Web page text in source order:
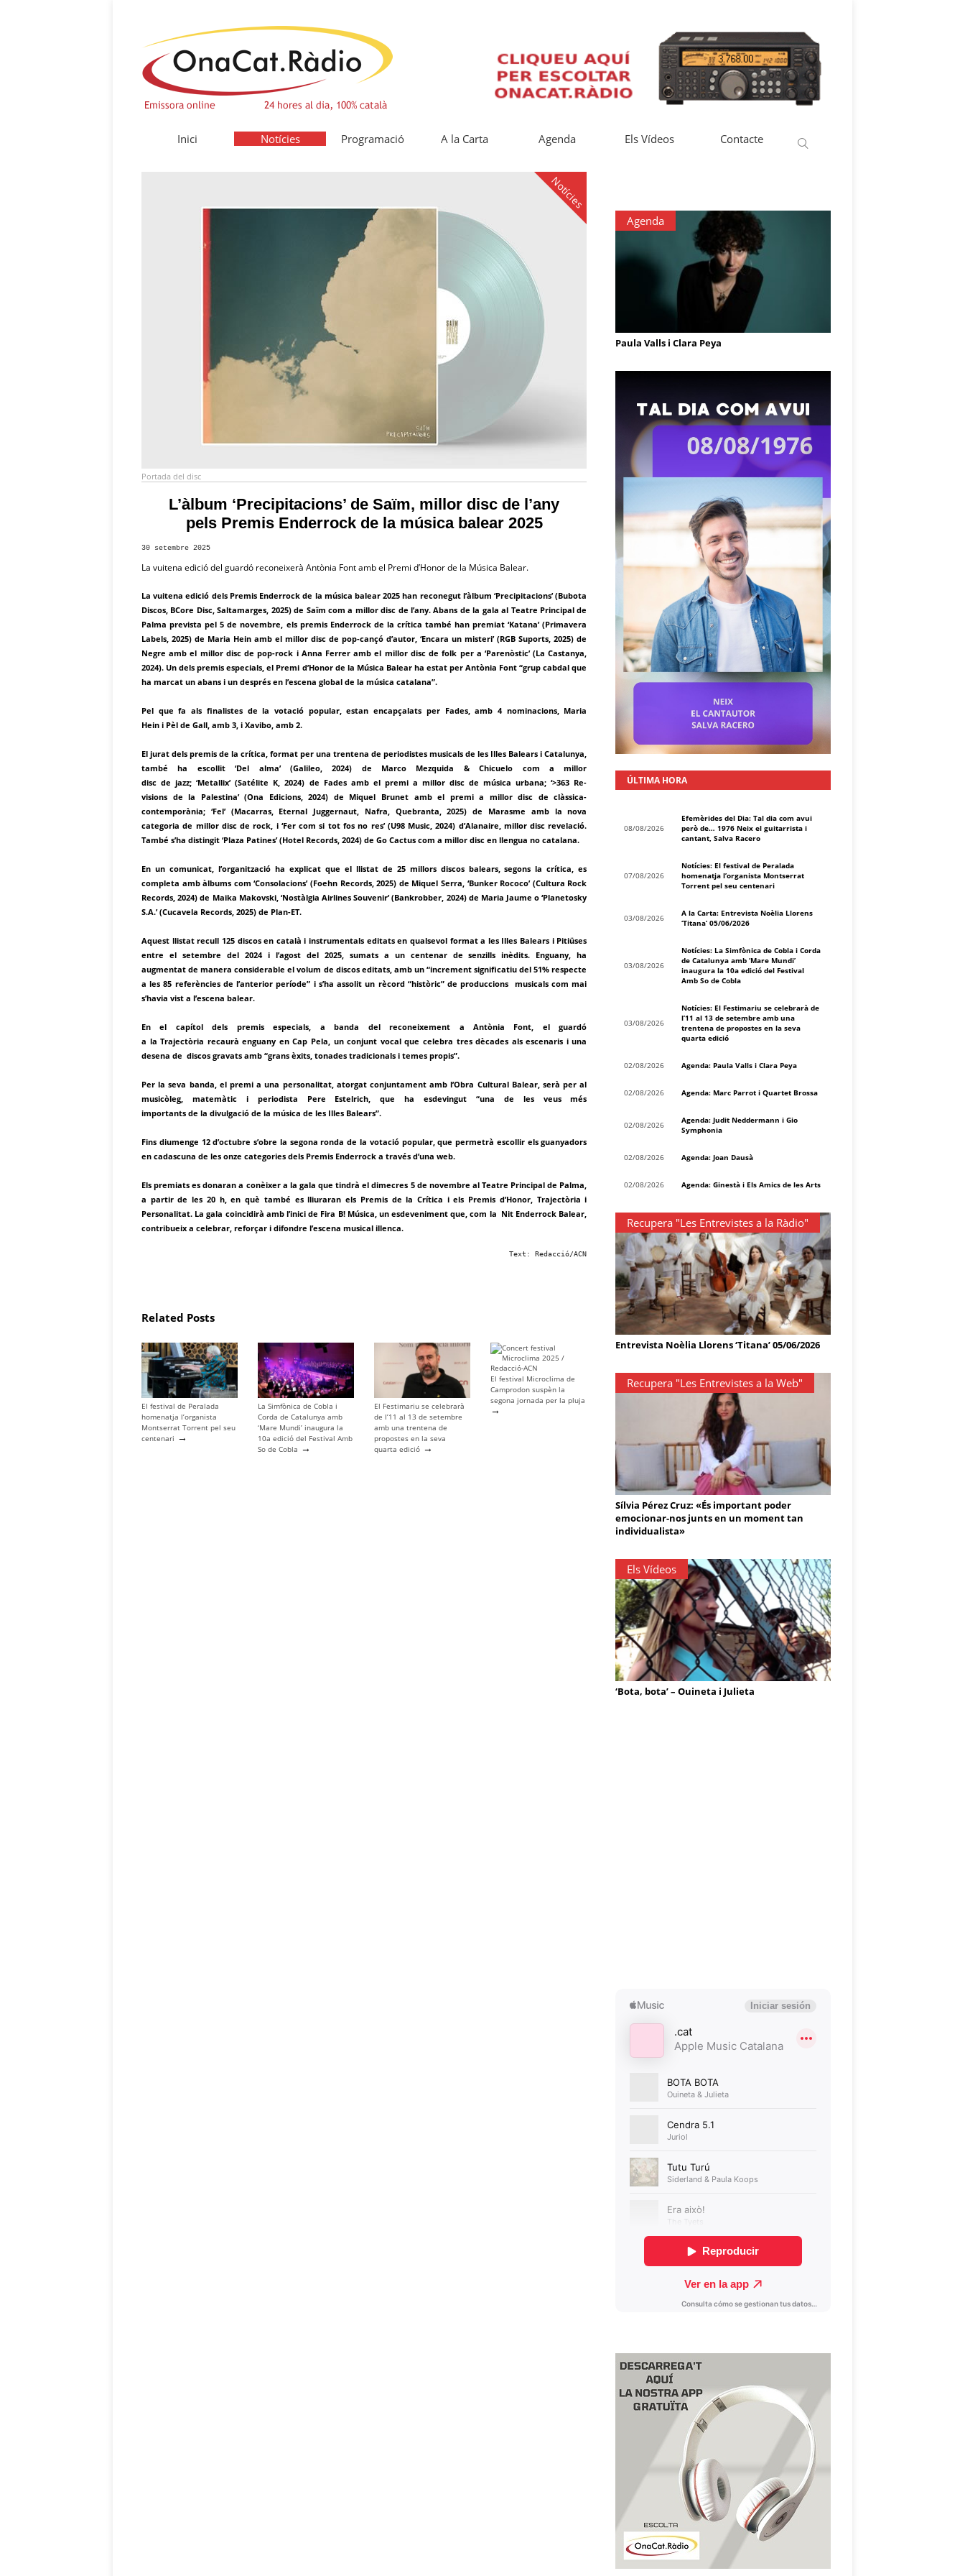
Inici Notícies Programació A la Carta Agenda Els Vídeos Contacte
Notícies
Portada del disc
L’àlbum ‘Precipitacions’ de Saïm, millor disc de l’any
pels Premis Enderrock de la música balear 2025
30 setembre 2025
La vuitena edició del guardó reconeixerà Antònia Font amb el Premi d’Honor de la Música Balear.
La vuitena edició dels Premis Enderrock de la música balear 2025 han reconegut l’àlbum ‘Precipitacions’ (Bubota
Discos, BCore Disc, Saltamarges, 2025) de Saïm com a millor disc de l’any. Abans de la gala al Teatre Principal de
Palma prevista pel 5 de novembre, els premis Enderrock de la crítica també han premiat ‘Katana’ (Primavera
Labels, 2025) de Maria Hein amb el millor disc de pop-cançó d’autor, ‘Encara un misteri’ (RGB Suports, 2025) de
Negre amb el millor disc de pop-rock i Anna Ferrer amb el millor disc de folk per a ‘Parenòstic’ (La Castanya,
2024). Un dels premis especials, el Premi d’Honor de la Música Balear ha estat per Antònia Font “grup cabdal que
ha marcat un abans i un després en l’escena global de la música catalana”.
Pel que fa als finalistes de la votació popular, estan encapçalats per Fades, amb 4 nominacions, Maria
Hein i Pèl de Gall, amb 3, i Xavibo, amb 2.
El jurat dels premis de la crítica, format per una trentena de periodistes musicals de les Illes Balears i Catalunya,
també ha escollit ‘Del alma’ (Galileo, 2024) de Marco Mezquida & Chicuelo com a millor
disc de jazz; ‘Metallix’ (Satélite K, 2024) de Fades amb el premi a millor disc de música urbana; ‘>363 Re-
visions de la Palestina’ (Ona Edicions, 2024) de Miquel Brunet amb el premi a millor disc de clàssica-
contemporània; ‘Fel’ (Macarras, Eternal Juggernaut, Nafra, Quebranta, 2025) de Marasme amb la nova
categoria de millor disc de rock, i ‘Fer com si tot fos no res’ (U98 Music, 2024) d’Alanaire, millor disc revelació.
També s’ha distingit ‘Plaza Patines’ (Hotel Records, 2024) de Go Cactus com a millor disc en llengua no catalana.
En un comunicat, l’organització ha explicat que el llistat de 25 millors discos balears, segons la crítica, es
completa amb àlbums com ‘Consolacions’ (Foehn Records, 2025) de Miquel Serra, ‘Bunker Rococo’ (Cultura Rock
Records, 2024) de Maika Makovski, ‘Nostàlgia Airlines Souvenir’ (Bankrobber, 2024) de Maria Jaume o ‘Planetosky
S.A.’ (Cucavela Records, 2025) de Plan-ET.
Aquest llistat recull 125 discos en català i instrumentals editats en qualsevol format a les Illes Balears i Pitiüses
entre el setembre del 2024 i l’agost del 2025, sumats a un centenar de senzills inèdits. Enguany, ha
augmentat de manera considerable el volum de discos editats, amb un “increment significatiu del 51% respecte
a les 85 referències de l’anterior període” i s’ha assolit un rècord “històric” de produccions musicals com mai
s’havia vist a l’escena balear.
En el capítol dels premis especials, a banda del reconeixement a Antònia Font, el guardó
a la Trajectòria recaurà enguany en Cap Pela, un conjunt vocal que celebra tres dècades als escenaris i una
desena de discos gravats amb “grans èxits, tonades tradicionals i temes propis”.
Per la seva banda, el premi a una personalitat, atorgat conjuntament amb l’Obra Cultural Balear, serà per al
musicòleg, matemàtic i periodista Pere Estelrich, que ha esdevingut “una de les veus més
importants de la divulgació de la música de les Illes Balears”.
Fins diumenge 12 d’octubre s’obre la segona ronda de la votació popular, que permetrà escollir els guanyadors
en cadascuna de les onze categories dels Premis Enderrock a través d’una web.
Els premiats es donaran a conèixer a la gala que tindrà el dimecres 5 de novembre al Teatre Principal de Palma,
a partir de les 20 h, en què també es lliuraran els Premis de la Crítica i els Premis d’Honor, Trajectòria i
Personalitat. La gala coincidirà amb l’inici de Fira B! Música, un esdeveniment que, com la Nit Enderrock Balear,
contribueix a celebrar, reforçar i difondre l’escena musical illenca.
Text: Redacció/ACN
Related Posts
El festival de Peralada
homenatja l’organista
Montserrat Torrent pel seu
centenari →
La Simfònica de Cobla i
Corda de Catalunya amb
‘Mare Mundi’ inaugura la
10a edició del Festival Amb
So de Cobla →
El Festimariu se celebrarà
de l’11 al 13 de setembre
amb una trentena de
propostes en la seva
quarta edició →
El festival Microclima de
Camprodon suspèn la
segona jornada per la pluja
→
Agenda
Paula Valls i Clara Peya
ÚLTIMA HORA
08/08/2026
Efemèrides del Dia: Tal dia com avui
però de… 1976 Neix el guitarrista i
cantant, Salva Racero
07/08/2026
Notícies: El festival de Peralada
homenatja l’organista Montserrat
Torrent pel seu centenari
03/08/2026
A la Carta: Entrevista Noèlia Llorens
‘Titana’ 05/06/2026
03/08/2026
Notícies: La Simfònica de Cobla i Corda
de Catalunya amb ‘Mare Mundi’
inaugura la 10a edició del Festival
Amb So de Cobla
03/08/2026
Notícies: El Festimariu se celebrarà de
l’11 al 13 de setembre amb una
trentena de propostes en la seva
quarta edició
02/08/2026 Agenda: Paula Valls i Clara Peya
02/08/2026 Agenda: Marc Parrot i Quartet Brossa
02/08/2026
Agenda: Judit Neddermann i Gio
Symphonia
02/08/2026 Agenda: Joan Dausà
02/08/2026 Agenda: Ginestà i Els Amics de les Arts
Recupera "Les Entrevistes a la Ràdio"
Entrevista Noèlia Llorens ‘Titana’ 05/06/2026
Recupera "Les Entrevistes a la Web"
Sílvia Pérez Cruz: «És important poder
emocionar-nos junts en un moment tan
individualista»
Els Vídeos
‘Bota, bota’ – Ouineta i Julieta